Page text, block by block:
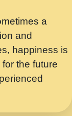
Ji
म कस दत
a
and
happiness is
the future